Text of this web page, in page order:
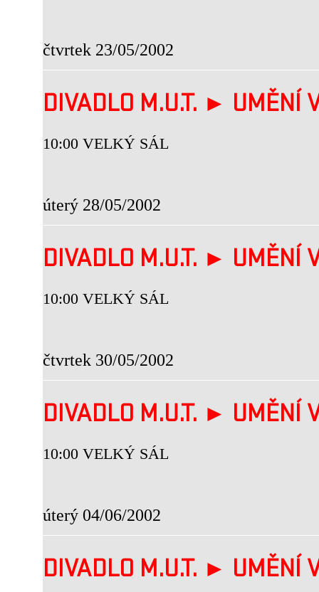
čtvrtek 23/05/2002
DIVADLO M.U.T. ►
10:00 VELKÝ SÁL
úterý 28/05/2002
DIVADLO M.U.T. ►
10:00 VELKÝ SÁL
čtvrtek 30/05/2002
DIVADLO M.U.T. ►
10:00 VELKÝ SÁL
úterý 04/06/2002
DIVADLO M.U.T. ►